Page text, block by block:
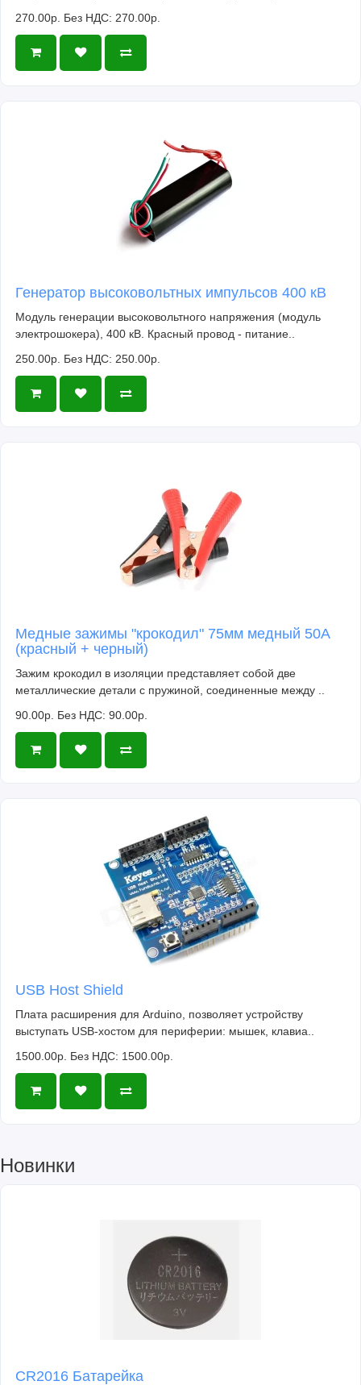
270.00р. Без НДС: 270.00р.
Генератор высоковольтных импульсов 400 кВ
Модуль генерации высоковольтного напряжения (модуль
электрошокера), 400 кВ. Красный провод - питание..
250.00р. Без НДС: 250.00р.
Медные зажимы "крокодил" 75мм медный 50A
(красный + черный)
Зажим крокодил в изоляции представляет собой две
металлические детали с пружиной, соединенные между ..
90.00р. Без НДС: 90.00р.
USB Host Shield
Плата расширения для Arduino, позволяет устройству
выступать USB-хостом для периферии: мышек, клавиа..
1500.00р. Без НДС: 1500.00р.
Новинки
CR2016 Батарейка